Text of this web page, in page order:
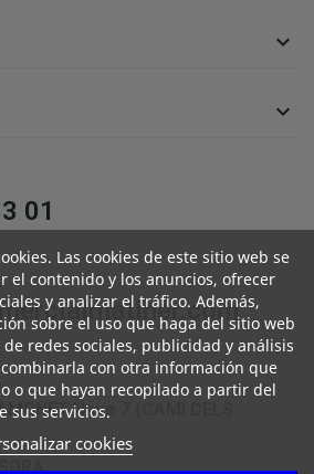


01
Nave 7 (CAMI DELS
Las cookies de este sitio web se
el contenido y los anuncios, ofrecer
y analizar el tráfico. Además,
sobre el uso que haga del sitio web
redes sociales, publicidad y análisis
con otra información que
o que hayan recopilado a partir del
sus servicios.
cookies